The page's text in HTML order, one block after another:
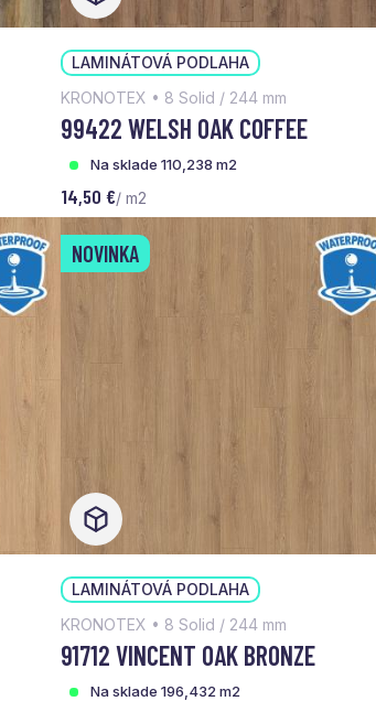
LAMINÁTOVÁ PODLAHA
KRONOTEX • 8 Solid / 244 mm
99422 WELSH OAK COFFEE
Na sklade 110,238 m2
14,50 €/ m2
NOVINKA
LAMINÁTOVÁ PODLAHA
KRONOTEX • 8 Solid / 244 mm
91712 VINCENT OAK BRONZE
Na sklade 196,432 m2